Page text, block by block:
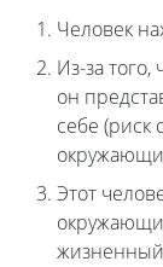
Человек
Из-за того,
он
себе (риск
Этот
жизненный